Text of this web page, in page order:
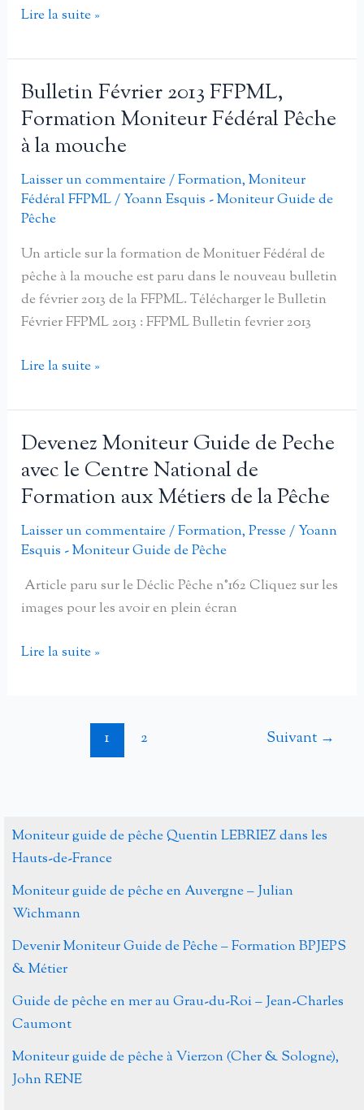
aux
de
la
Pêche
Les
ont
mordu
l’hameçon
avec
les
moniteurs
guide
en
Centre
aux
Métiers
de
Pêche
Lire la suite »
Bulletin Février 2013 FFPML,
Formation Moniteur Fédéral Pêche
à la mouche
Laisser un commentaire/Formation,Moniteur
Fédéral FFPML/Yoann Esquis - Moniteur Guide de
Pêche
Un article sur la formation de Monituer Fédéral de
pêche à la mouche est paru dans le nouveau bulletin
de février 2013 de la FFPML. Télécharger le Bulletin
Février FFPML 2013 : FFPML Bulletin fevrier 2013
Bulletin
2013
FFPML,
Formation
Moniteur
Fédéral
Pêche
à
mouche
Lire la suite »
Devenez Moniteur Guide de Peche
avec le Centre National de
Formation aux Métiers de la Pêche
Laisser un commentaire/Formation,Presse/Yoann
Esquis - Moniteur Guide de Pêche
Article paru sur le Déclic Pêche n°162 Cliquez sur les
images pour les avoir en plein écran
Devenez
National
de
de
la
Pêche
Lire la suite »
1 2 Suivant →
Moniteur guide de pêche Quentin LEBRIEZ dans les
Hauts-de-France
Moniteur guide de pêche en Auvergne – Julian
Wichmann
Devenir Moniteur Guide de Pêche – Formation BPJEPS
& Métier
Guide de pêche en mer au Grau-du-Roi – Jean-Charles
Caumont
Moniteur guide de pêche à Vierzon (Cher & Sologne),
John RENE